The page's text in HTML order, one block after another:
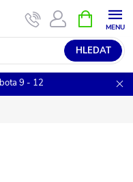
HLEDAT
NÁKUPNÍ
KOŠÍK
9 - 12